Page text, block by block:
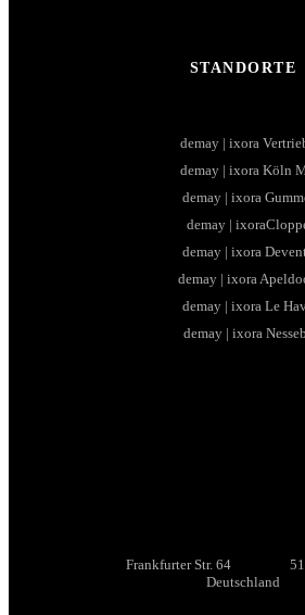
STANDORTE
demay | ixora
demay | ixora Köln
demay | ixora
demay |
demay | ixora
demay | ixora
demay | ixora Le
demay | ixora
Frankfurter Str. 64
Deutschland